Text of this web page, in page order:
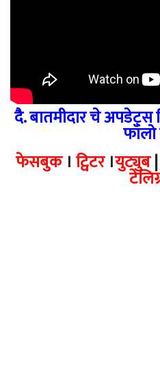
दै. बातमीदार चे अपडेट्स
फेसबुक। ट्विटर।युट्युब|